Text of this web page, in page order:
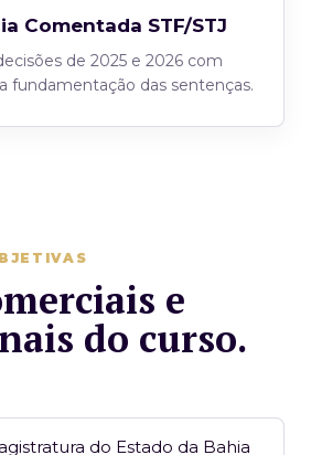
Comentada STF/STJ
de 2025 e 2026 com
fundamentação das sentenças.
e
do curso.
do Estado da Bahia